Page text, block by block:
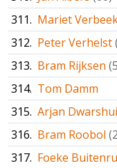
311. Mariet
312. Peter Verhelst
313. Bram Rijksen
314. Tom Damm
315. Arjan
316. Bram Roobol
317. Foeke